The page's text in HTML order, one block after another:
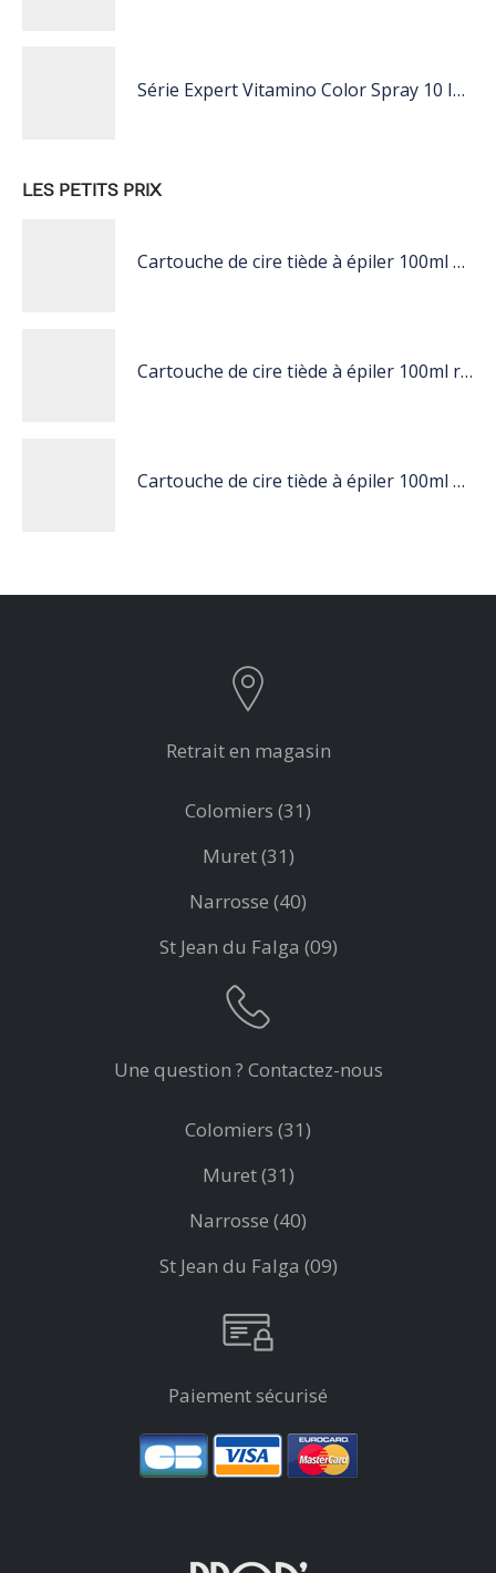
Série Expert Vitamino Color Spray 10 In 1 190 ML 190 ML
LES PETITS PRIX
Cartouche de cire tiède à épiler 100ml miel
Cartouche de cire tiède à épiler 100ml rose
Cartouche de cire tiède à épiler 100ml blanc
Retrait en magasin
Colomiers (31)
Muret (31)
Narrosse (40)
St Jean du Falga (09)
Une question ? Contactez-nous
Colomiers (31)
Muret (31)
Narrosse (40)
St Jean du Falga (09)
Paiement sécurisé